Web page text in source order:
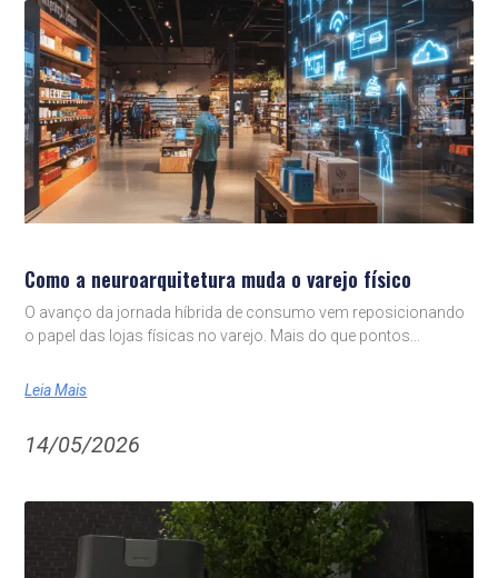
Como a neuroarquitetura muda o varejo físico
O avanço da jornada híbrida de consumo vem reposicionando
o papel das lojas físicas no varejo. Mais do que pontos
Leia Mais
14/05/2026